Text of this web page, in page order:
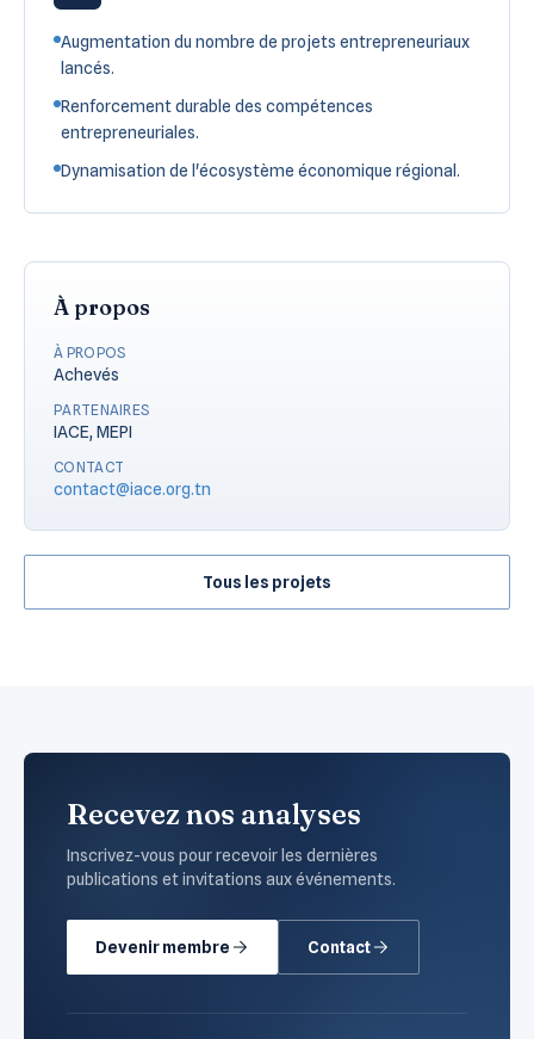
Augmentation du nombre de projets entrepreneuriaux
lancés.
Renforcement durable des compétences
entrepreneuriales.
Dynamisation de l'écosystème économique régional.
À propos
À PROPOS
Achevés
PARTENAIRES
IACE, MEPI
CONTACT
contact@iace.org.tn
Tous les projets
Recevez nos analyses
Inscrivez-vous pour recevoir les dernières
publications et invitations aux événements.
Devenir membre Contact